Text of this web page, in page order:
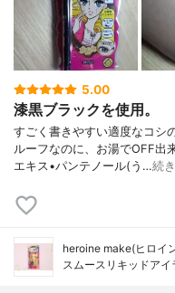
5.00
漆黒ブラックを使用。
すごく書きやすい適度なコシ
ルーフなのに、お湯でOFF出
エキス•パンテノール(う…続
heroine make(ヒロイ
スムースリキッドア